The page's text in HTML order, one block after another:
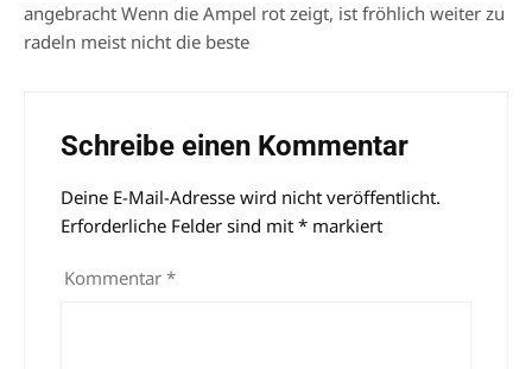
angebracht Wenn die Ampel rot zeigt, ist fröhlich weiter zu
radeln meist nicht die beste
Schreibe einen Kommentar
Deine E-Mail-Adresse wird nicht veröffentlicht.
Erforderliche Felder sind mit * markiert
Kommentar *
Alternative: